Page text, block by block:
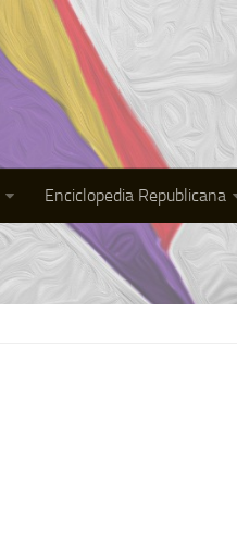
Enciclopedia Republicana